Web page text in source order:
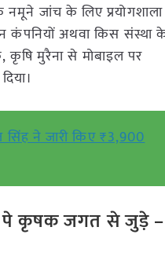
जांच के लिए प्रयोगशाला
कंपनियों अथवा किस संस्था
मुरैना से मोबाइल पर
ने जारी किए ₹3,900
पे कृषक जगत से जुड़े –